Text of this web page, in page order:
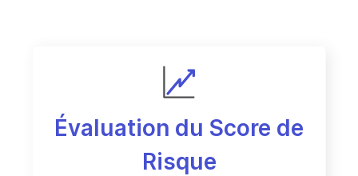
Évaluation du Score de
Risque